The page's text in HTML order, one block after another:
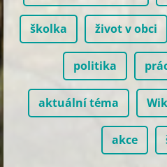
školka život v obci
politika
aktuální téma
akce